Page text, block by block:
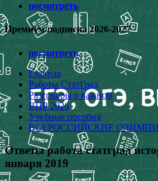
посмотреть
Премиум подписка 2026-2027
посмотреть
Главная
Работы СтатГрад
Разговоры о важном
ВПР 2026
Учебные пособия
ВСЕРОССИЙСКИЕ
Ответы работа статград
января 2019